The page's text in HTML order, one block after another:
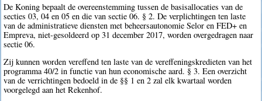
De Koning bepaalt de overeenstemming tussen de basisallocaties van de
secties 03, 04 en 05 en die van sectie 06. § 2. De verplichtingen ten laste
van de administratieve diensten met beheersautonomie Selor en FED+ en
Empreva, niet-gesoldeerd op 31 december 2017, worden overgedragen naar
sectie 06.
Zij kunnen worden vereffend ten laste van de vereffeningskredieten van het
programma 40/2 in functie van hun economische aard. § 3. Een overzicht
van de verrichtingen bedoeld in de §§ 1 en 2 zal elk kwartaal worden
voorgelegd aan het Rekenhof.